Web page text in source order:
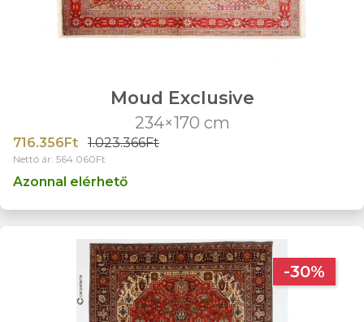
Moud Exclusive
234×170 cm
716.356Ft 1.023.366Ft
Nettó ár: 564.060Ft
Azonnal elérhető
-30%